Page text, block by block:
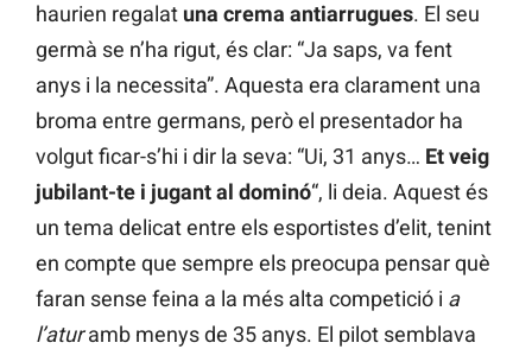
haurien regalat una crema antiarrugues. El seu
germà se n’ha rigut, és clar: “Ja saps, va fent
anys i la necessita”. Aquesta era clarament una
broma entre germans, però el presentador ha
volgut ficar-s’hi i dir la seva: “Ui, 31 anys… Et veig
jubilant-te i jugant al dominó“, li deia. Aquest és
un tema delicat entre els esportistes d’elit, tenint
en compte que sempre els preocupa pensar què
faran sense feina a la més alta competició i a
l’aturamb menys de 35 anys. El pilot semblava